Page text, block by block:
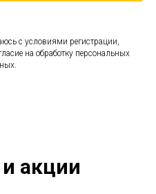
с условиями регистрации,
на обработку персональных
акции